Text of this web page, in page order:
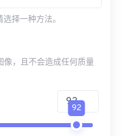
择一种方法。
像，且不会造成任何质量
92